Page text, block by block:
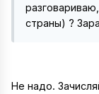
страны) ?
Не надо.